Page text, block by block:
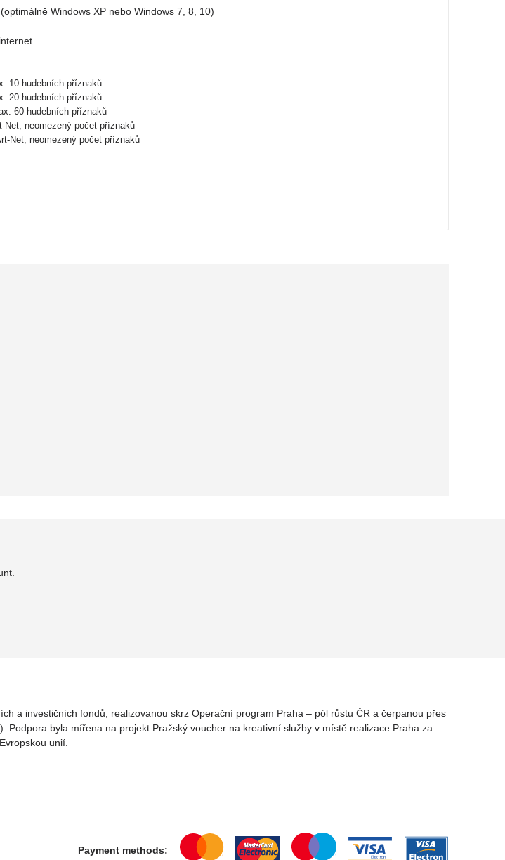
Windows XP nebo Windows 7, 8, 10)
10 hudebních příznaků
20 hudebních příznaků
60 hudebních příznaků
Net, neomezený počet příznaků
Net, neomezený počet příznaků
a investičních fondů, realizovanou skrz Operační program Praha – pól růstu ČR a čerpanou přes
byla mířena na projekt Pražský voucher na kreativní služby v místě realizace Praha za
unií.
Payment methods: